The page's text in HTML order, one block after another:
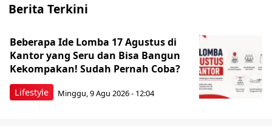
Berita Terkini
Lifestyle
Beberapa Ide Lomba 17 Agustus di
Kantor yang Seru dan Bisa Bangun
Kekompakan! Sudah Pernah Coba?
Minggu, 9 Agu 2026 - 12:04